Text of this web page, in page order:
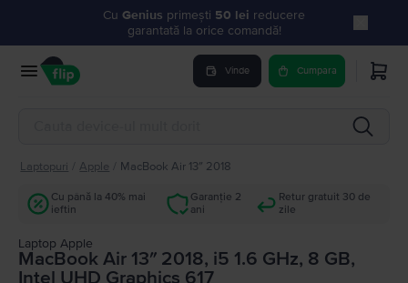
Cu Genius primești 50 lei reducere
garantată la orice comandă!
Vinde Cumpara
Laptopuri Apple MacBook Air 13″ 2018
Cu până la 40% mai
ieftin
Garanție 2
ani
Retur gratuit 30 de
zile
Laptop Apple
MacBook Air 13″ 2018, i5 1.6 GHz, 8 GB,
Intel UHD Graphics 617